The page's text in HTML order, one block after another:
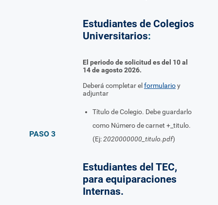
PASO 3
Estudiantes de Colegios
Universitarios:
El periodo de solicitud es del 10 al
14 de agosto 2026.
Deberá completar el formularioy
adjuntar
Título de Colegio. Debe guardarlo
como Número de carnet +_titulo.
(Ej:2020000000_titulo.pdf)
Estudiantes del TEC,
para equiparaciones
Internas.